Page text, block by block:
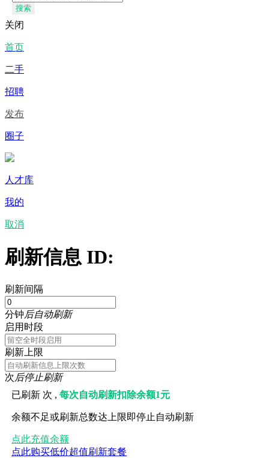
搜索
关闭
首页
二手
招聘
发布
圈子
人才库
我的
取消
刷新信息 ID:
刷新间隔
分钟后自动刷新
启用时段
刷新上限
次后停止刷新
已刷新 次 ,每次自动刷新扣除余额1元
余额不足或刷新总数达上限即停止自动刷新
点此充值余额
点此购买低价超值刷新套餐